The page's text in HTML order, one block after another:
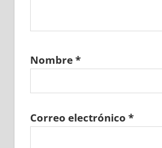
Nombre*
Correo electrónico *